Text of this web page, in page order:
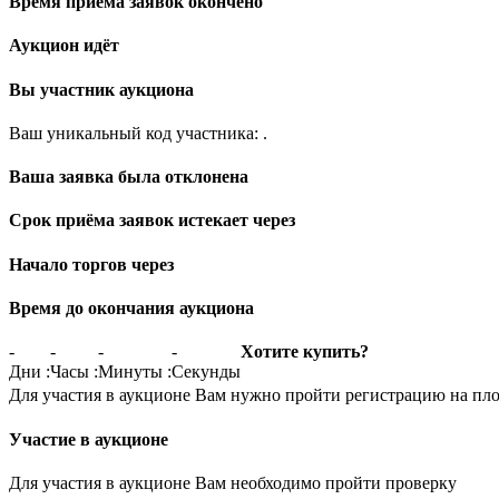
Аукцион идёт
Вы участник аукциона
Ваш уникальный код участника: .
Ваша заявка была отклонена
Срок приёма заявок истекает через
Начало торгов через
Время до окончания аукциона
-
Дни :
-
Часы :
-
Минуты :
-
Секунды
Хотите купить?
Для участия в аукционе Вам нужно пройти регистрацию на
Участие в аукционе
Для участия в аукционе Вам необходимо пройти проверку